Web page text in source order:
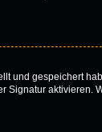
und gespeichert
Signatur aktivieren.